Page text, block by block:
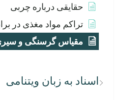
حقایقی درباره چربی
تراکم مواد مغذی در
مقیاس گرسنگی و
اسناد به زبان ویتنامی